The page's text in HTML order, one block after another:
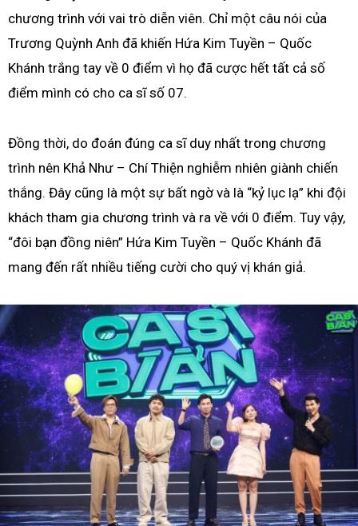
chương trình với vai trò diễn viên. Chỉ một câu nói của
Trương Quỳnh Anh đã khiến Hứa Kim Tuyền – Quốc
Khánh trắng tay về 0 điểm vì họ đã cược hết tất cả số
điểm mình có cho ca sĩ số 07.
Đồng thời, do đoán đúng ca sĩ duy nhất trong chương
trình nên Khả Như – Chí Thiện nghiễm nhiên giành chiến
thắng. Đây cũng là một sự bất ngờ và là “kỷ lục lạ” khi đội
khách tham gia chương trình và ra về với 0 điểm. Tuy vậy,
“đôi bạn đồng niên” Hứa Kim Tuyền – Quốc Khánh đã
mang đến rất nhiều tiếng cười cho quý vị khán giả.